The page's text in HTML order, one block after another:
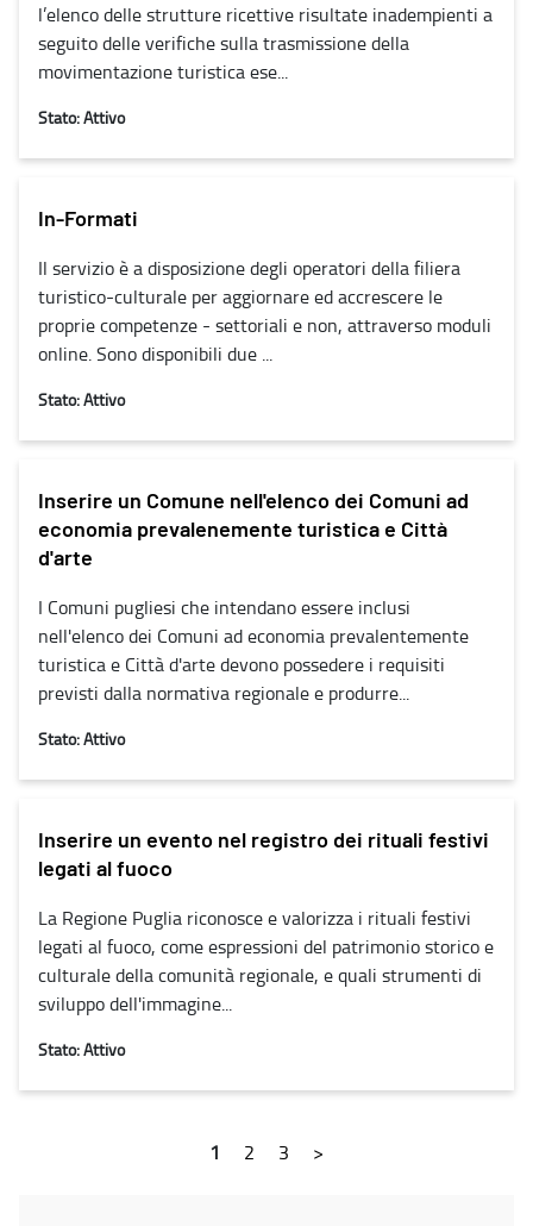
l’elenco delle strutture ricettive risultate inadempienti a
seguito delle verifiche sulla trasmissione della
movimentazione turistica ese...
Stato: Attivo
In-Formati
Il servizio è a disposizione degli operatori della filiera
turistico-culturale per aggiornare ed accrescere le
proprie competenze - settoriali e non, attraverso moduli
online. Sono disponibili due ...
Stato: Attivo
Inserire un Comune nell'elenco dei Comuni ad
economia prevalenemente turistica e Città
d'arte
I Comuni pugliesi che intendano essere inclusi
nell'elenco dei Comuni ad economia prevalentemente
turistica e Città d'arte devono possedere i requisiti
previsti dalla normativa regionale e produrre...
Stato: Attivo
Inserire un evento nel registro dei rituali festivi
legati al fuoco
La Regione Puglia riconosce e valorizza i rituali festivi
legati al fuoco, come espressioni del patrimonio storico e
culturale della comunità regionale, e quali strumenti di
sviluppo dell'immagine...
Stato: Attivo
1 2 3 >